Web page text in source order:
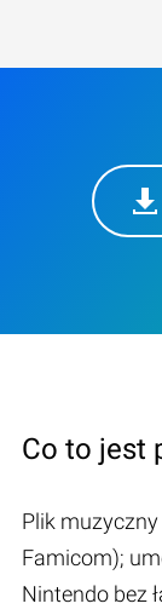
Co to jest
Plik
Famicom);
Nintendo bez